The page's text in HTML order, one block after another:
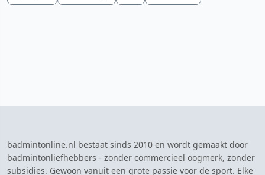
badmintonline.nl bestaat sinds 2010 en wordt gemaakt door
badmintonliefhebbers - zonder commercieel oogmerk, zonder
subsidies. Gewoon vanuit een grote passie voor de sport. Elke